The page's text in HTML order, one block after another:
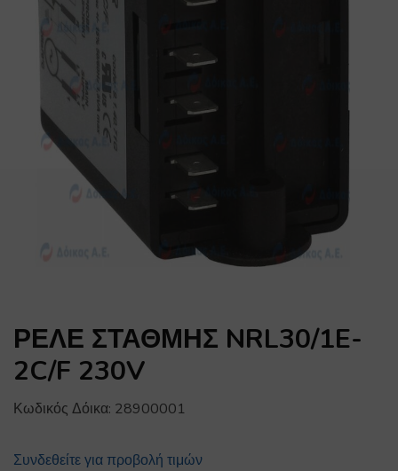
ΡΕΛΕ ΣΤΑΘΜΗΣ NRL30/1E-
2C/F 230V
Κωδικός Δόικα: 28900001
Συνδεθείτε για προβολή τιμών